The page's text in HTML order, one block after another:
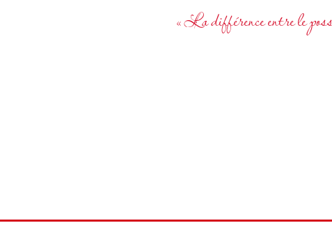
« La différence entre le